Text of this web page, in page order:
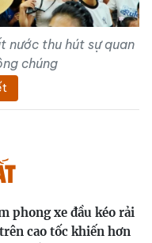
nước thu hút sự quan
chúng
phong xe đầu kéo rải
cao tốc khiến hơn